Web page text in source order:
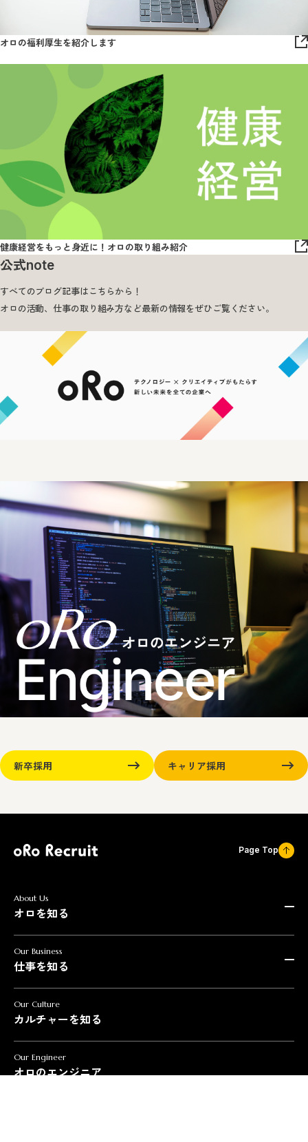
オロの福利厚生を紹介します
健康経営をもっと身近に！オロの取り組み紹介
公式note
すべてのブログ記事はこちらから！
オロの活動、仕事の取り組み方など最新の情報をぜひご覧ください。
新卒採用 キャリア採用
Page Top
About Us
オロを知る
代表メッセージ
大切にしていること
Our Business
仕事を知る
クラウドソリューション事業
新規営業職
導入コンサルタント職
エンジニア職
Our Culture
カルチャーを知る
Our Engineer
オロのエンジニア